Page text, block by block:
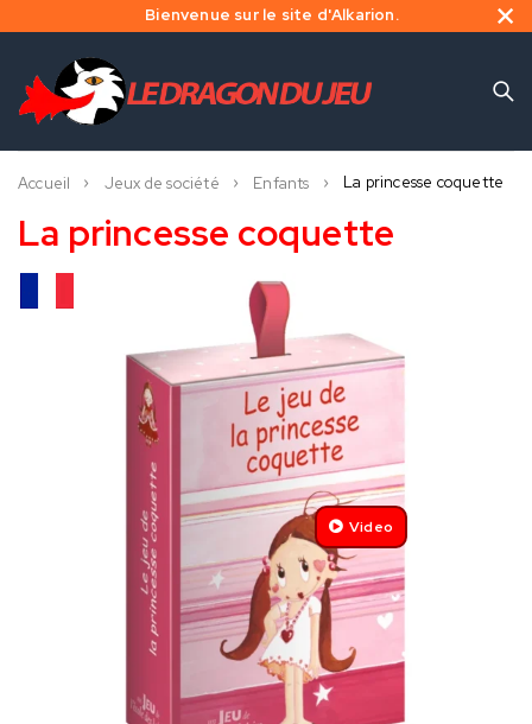
Bienvenue sur le site d'Alkarion.
Accueil Jeux de société Enfants La princesse coquette
La princesse coquette
Video